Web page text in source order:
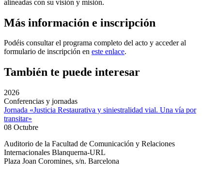
alineadas con su visión y misión.
Más información e inscripción
Podéis consultar el programa completo del acto y acceder al
formulario de inscripción en este enlace.
También te puede interesar
2026
Conferencias y jornadas
Jornada «Justicia Restaurativa y siniestralidad vial. Una vía por
transitar»
08 Octubre
Auditorio de la Facultad de Comunicación y Relaciones
Internacionales Blanquerna-URL
Plaza Joan Coromines, s/n. Barcelona